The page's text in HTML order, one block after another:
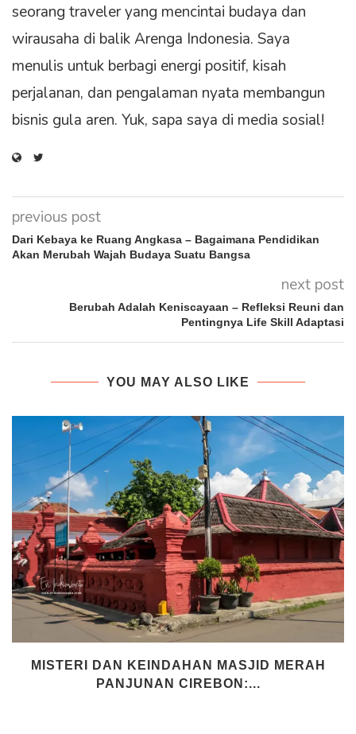
seorang traveler yang mencintai budaya dan
wirausaha di balik Arenga Indonesia. Saya
menulis untuk berbagi energi positif, kisah
perjalanan, dan pengalaman nyata membangun
bisnis gula aren. Yuk, sapa saya di media sosial!
previous post
Dari Kebaya ke Ruang Angkasa – Bagaimana Pendidikan
Akan Merubah Wajah Budaya Suatu Bangsa
next post
Berubah Adalah Keniscayaan – Refleksi Reuni dan
Pentingnya Life Skill Adaptasi
YOU MAY ALSO LIKE
MISTERI DAN KEINDAHAN MASJID MERAH
PANJUNAN CIREBON:...